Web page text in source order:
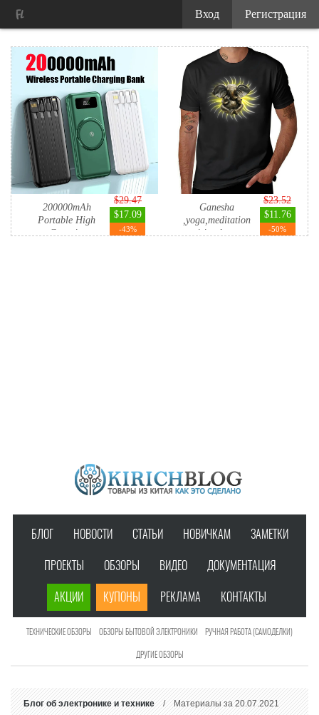
200000mAh
Portable High
Capacity
$29.47
$17.09
-43%
Ganesha
,yoga,meditation
,spiritual art ...
$23.52
$11.76
-50%
БЛОГ НОВОСТИ СТАТЬИ НОВИЧКАМ ЗАМЕТКИ
ПРОЕКТЫ ОБЗОРЫ ВИДЕО ДОКУМЕНТАЦИЯ
АКЦИИ КУПОНЫ РЕКЛАМА КОНТАКТЫ
ТЕХНИЧЕСКИЕ ОБЗОРЫ ОБЗОРЫ БЫТОВОЙ ЭЛЕКТРОНИКИ РУЧНАЯ РАБОТА (САМОДЕЛКИ)
ДРУГИЕ ОБЗОРЫ
Блог об электронике и технике/ Материалы за 20.07.2021
Регистрация
Вход